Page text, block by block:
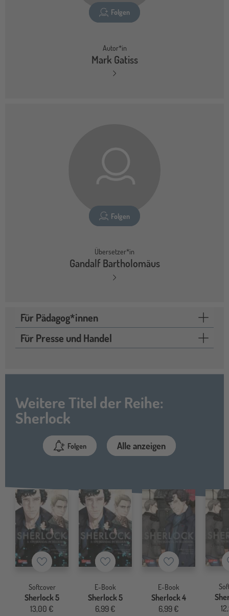
Folgen
Autor*in
Mark Gatiss
Folgen
Übersetzer*in
Gandalf Bartholomäus
Für Pädagog*innen
Für Presse und Handel
Weitere Titel der Reihe:
Sherlock
Folgen Alle anzeigen
Merkzettel
Softcover
Sherlock 5
13,00 €
Merkzettel
E-Book
Sherlock 5
6,99 €
Merkzettel
E-Book
Sherlock 4
6,99 €